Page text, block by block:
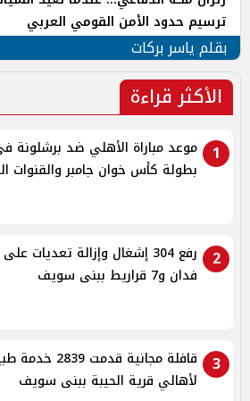
ترسيم حدود الأمن القومي العربي
بقلم ياسر بركات
الأكثر قراءة
1
موعد مباراة الأهلي ضد برشلونة
بطولة كأس خوان جامبر والقنوات
2
رفع 304 إشغال وإزالة تعديات
فدان و7 قراريط ببنى سويف
3
قافلة مجانية قدمت 2839
لأهالي قرية الحيبة ببنى سويف